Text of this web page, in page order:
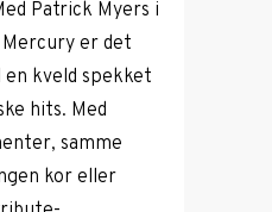
Patrick Myers i
er det
en kveld spekket
hits. Med
samme
kor eller